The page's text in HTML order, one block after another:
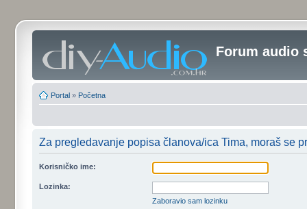
Forum audio
Portal » Početna
Za pregledavanje popisa članova/ica Tima, moraš se
Korisničko ime:
Lozinka:
Zaboravio sam lozinku